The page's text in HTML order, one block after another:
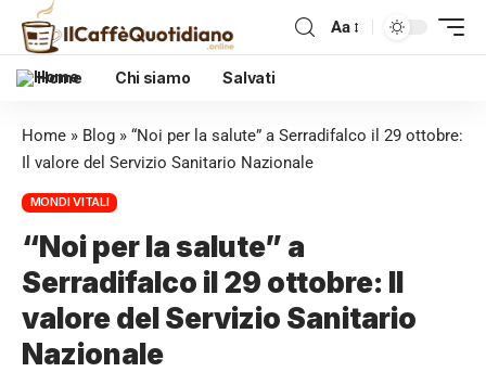
Aa
Home Chi siamo Salvati
Home » Blog » “Noi per la salute” a Serradifalco il 29 ottobre:
Il valore del Servizio Sanitario Nazionale
MONDI VITALI
“Noi per la salute” a
Serradifalco il 29 ottobre: Il
valore del Servizio Sanitario
Nazionale